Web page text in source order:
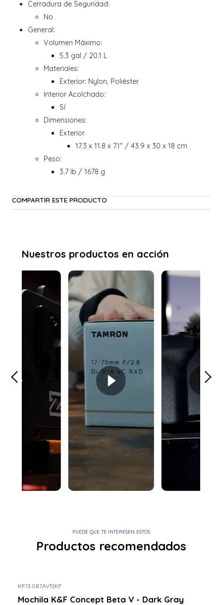
Cerradura de Seguridad:
No
General:
Volumen Máximo:
5.3 gal / 20.1 L
Materiales:
Exterior: Nylon, Poliéster
Interior Acolchado:
Sí
Dimensiones:
Exterior
17.3 x 11.8 x 7.1" / 43.9 x 30 x 18 cm
Peso:
3.7 lb / 1678 g
COMPARTIR ESTE PRODUCTO
PUEDE QUE TE INTERESEN ESTOS
Productos recomendados
KF13.087AV5|KF
Mochila K&F Concept Beta V - Dark Gray